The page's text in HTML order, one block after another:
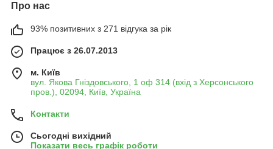
Про нас
93% позитивних з 271 відгука за рік
Працює з 26.07.2013
м. Київ
вул. Якова Гніздовського, 1 оф 314 (вхід з Херсонського
пров.), 02094, Київ, Україна
Контакти
Сьогодні вихідний
Показати весь графік роботи